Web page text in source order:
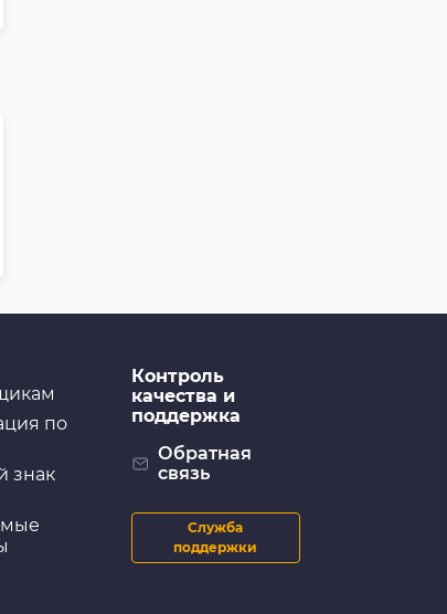
по
знак
Контроль
качества и
поддержка
Обратная
связь
Служба
поддержки